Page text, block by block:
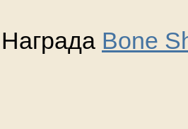
Награда Bone